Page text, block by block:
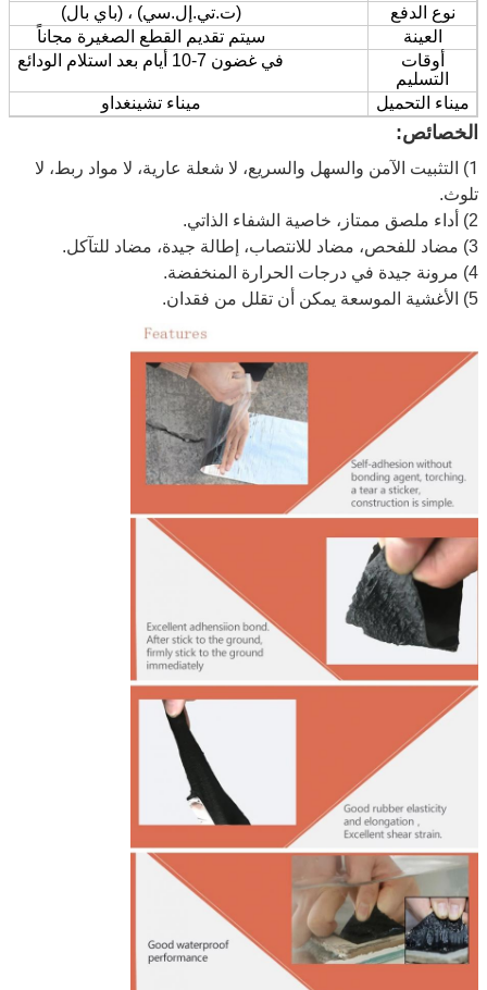
نوع الدفع
(ت.تي.إل.سي) ، (باي بال)
العينة
سيتم تقديم القطع الصغيرة مجاناً
أوقات
التسليم
في غضون 7-10 أيام بعد استلام الودائع
ميناء التحميل ميناء تشينغداو
الخصائص:
1
تلوث.
2) أداء ملصق ممتاز، خاصية الشفاء الذاتي.
3) مضاد للفحص، مضاد للانتصاب، إطالة جيدة، مضاد للتآكل.
4) مرونة جيدة في درجات الحرارة المنخفضة.
5) الأغشية الموسعة يمكن أن تقلل من فقدان.